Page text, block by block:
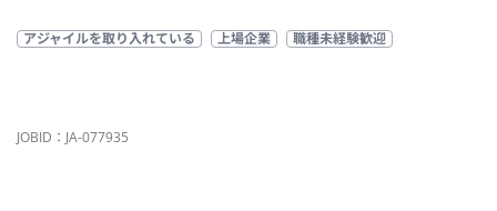
アジャイルを取り入れている 上場企業 職種未経験歓迎
JOBID：JA-077935